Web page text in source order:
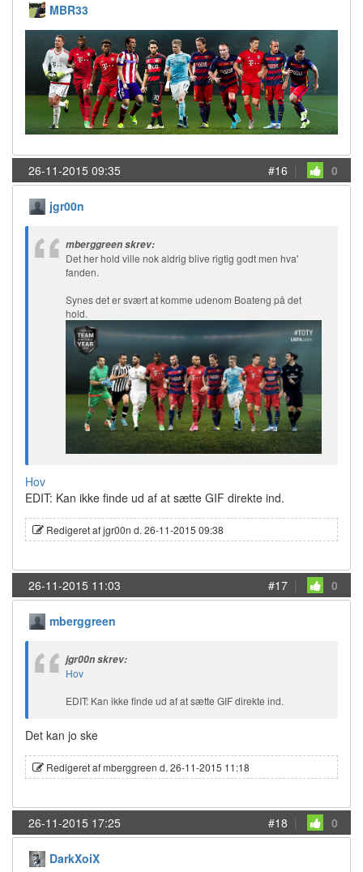
MBR33
26-11-2015 09:35 #16 | 0
jgr00n
mberggreen skrev:
Det her hold ville nok aldrig blive rigtig godt men hva'
fanden.
Synes det er svært at komme udenom Boateng på det
hold.
Hov
EDIT: Kan ikke finde ud af at sætte GIF direkte ind.
Redigeret af jgr00n d. 26-11-2015 09:38
26-11-2015 11:03 #17 | 0
mberggreen
jgr00n skrev:
Hov
EDIT: Kan ikke finde ud af at sætte GIF direkte ind.
Det kan jo ske
Redigeret af mberggreen d. 26-11-2015 11:18
26-11-2015 17:25 #18 | 0
DarkXoiX